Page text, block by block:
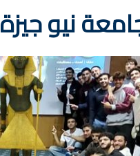
نيو جيزة